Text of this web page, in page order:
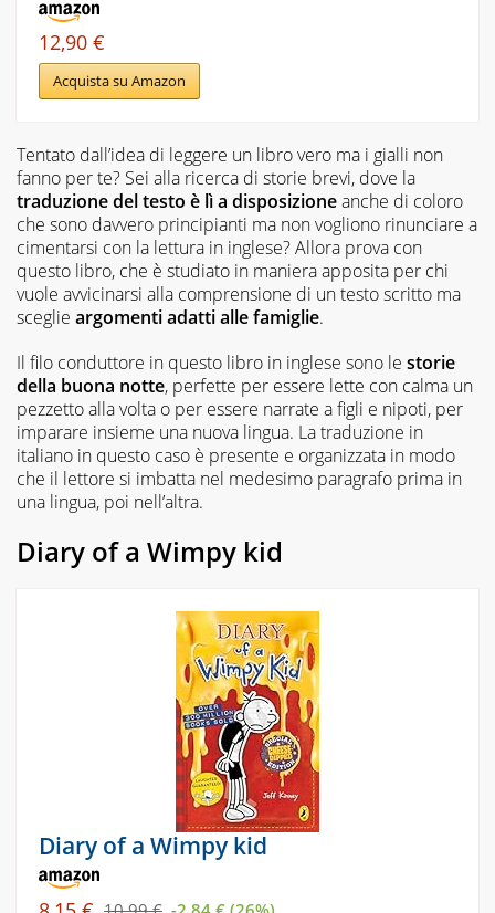
12,90 €
Acquista su Amazon
Tentato dall’idea di leggere un libro vero ma i gialli non
fanno per te? Sei alla ricerca di storie brevi, dove la
traduzione del testo è lì a disposizioneanche di coloro
che sono davvero principianti ma non vogliono rinunciare a
cimentarsi con la lettura in inglese? Allora prova con
questo libro, che è studiato in maniera apposita per chi
vuole avvicinarsi alla comprensione di un testo scritto ma
sceglie argomenti adatti alle famiglie.
Il filo conduttore in questo libro in inglese sono le storie
della buona notte, perfette per essere lette con calma un
pezzetto alla volta o per essere narrate a figli e nipoti, per
imparare insieme una nuova lingua. La traduzione in
italiano in questo caso è presente e organizzata in modo
che il lettore si imbatta nel medesimo paragrafo prima in
una lingua, poi nell’altra.
Diary of a Wimpy kid
Diary of a Wimpy kid